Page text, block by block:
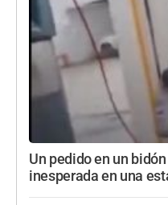
Un pedido en un
inesperada en una